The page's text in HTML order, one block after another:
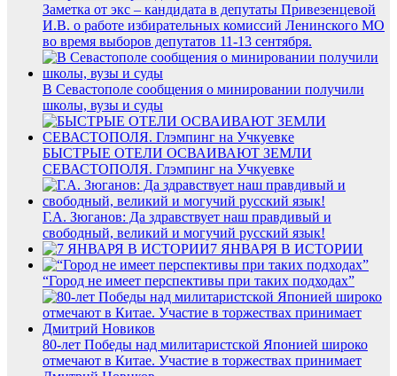
Заметка от экс – кандидата в депутаты Привезенцевой
И.В. о работе избирательных комиссий Ленинского МО
во время выборов депутатов 11-13 сентября.
В Севастополе сообщения о минировании получили
школы, вузы и суды
БЫСТРЫЕ ОТЕЛИ ОСВАИВАЮТ ЗЕМЛИ
СЕВАСТОПОЛЯ. Глэмпинг на Учкуевке
Г.А. Зюганов: Да здравствует наш правдивый и
свободный, великий и могучий русский язык!
7 ЯНВАРЯ В ИСТОРИИ
“Город не имеет перспективы при таких подходах”
80-лет Победы над милитаристской Японией широко
отмечают в Китае. Участие в торжествах принимает